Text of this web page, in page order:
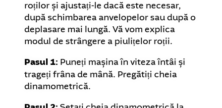
roților și ajustați-le dacă este necesar,
după schimbarea anvelopelor sau după o
deplasare mai lungă. Vă vom explica
modul de strângere a piulițelor roții.
Pasul 1: Puneți mașina în viteza întâi și
trageți frâna de mână. Pregătiți cheia
dinamometrică.